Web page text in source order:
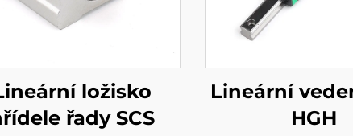
ložisko
řady SCS
Lineární
HGH